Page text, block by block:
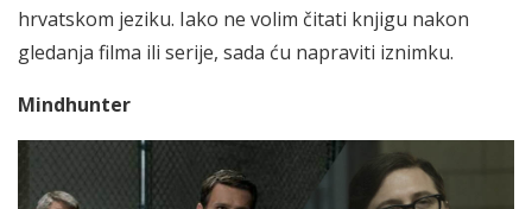
hrvatskom jeziku. Iako ne volim čitati knjigu nakon
gledanja filma ili serije, sada ću napraviti iznimku.
Mindhunter